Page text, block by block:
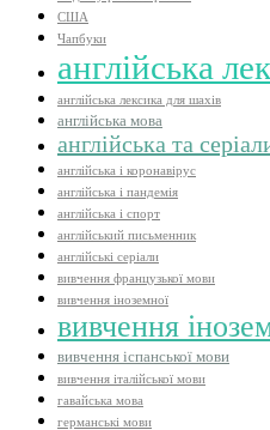
США
Чапбуки
англійська
англійська лексика для шахів
англійська мова
англійська та
англійська і коронавірус
англійська і пандемія
англійська і спорт
англійський письменник
англійські серіали
вивчення французької мови
вивчення іноземної
вивчення
вивчення іспанської мови
вивчення італійської мови
гавайська мова
германські мови